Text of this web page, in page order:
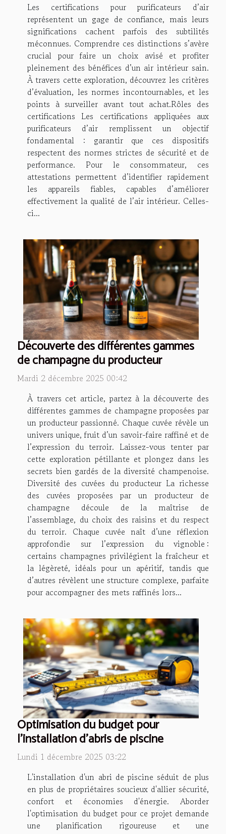
Les certifications pour purificateurs d’air
représentent un gage de confiance, mais leurs
significations cachent parfois des subtilités
méconnues. Comprendre ces distinctions s’avère
crucial pour faire un choix avisé et profiter
pleinement des bénéfices d’un air intérieur sain.
À travers cette exploration, découvrez les critères
d’évaluation, les normes incontournables, et les
points à surveiller avant tout achat.Rôles des
certifications Les certifications appliquées aux
purificateurs d’air remplissent un objectif
fondamental : garantir que ces dispositifs
respectent des normes strictes de sécurité et de
performance. Pour le consommateur, ces
attestations permettent d’identifier rapidement
les appareils fiables, capables d’améliorer
effectivement la qualité de l’air intérieur. Celles-
ci...
Découverte des différentes gammes
de champagne du producteur
Mardi 2 décembre 2025 00:42
À travers cet article, partez à la découverte des
différentes gammes de champagne proposées par
un producteur passionné. Chaque cuvée révèle un
univers unique, fruit d’un savoir-faire raffiné et de
l’expression du terroir. Laissez-vous tenter par
cette exploration pétillante et plongez dans les
secrets bien gardés de la diversité champenoise.
Diversité des cuvées du producteur La richesse
des cuvées proposées par un producteur de
champagne découle de la maîtrise de
l’assemblage, du choix des raisins et du respect
du terroir. Chaque cuvée naît d’une réflexion
approfondie sur l’expression du vignoble :
certains champagnes privilégient la fraîcheur et
la légèreté, idéals pour un apéritif, tandis que
d’autres révèlent une structure complexe, parfaite
pour accompagner des mets raffinés lors...
Optimisation du budget pour
l'installation d'abris de piscine
Lundi 1 décembre 2025 03:22
L'installation d'un abri de piscine séduit de plus
en plus de propriétaires soucieux d'allier sécurité,
confort et économies d'énergie. Aborder
l'optimisation du budget pour ce projet demande
une planification rigoureuse et une